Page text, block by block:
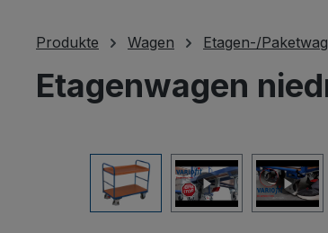
Produkte Wagen Etagen-/
Etagenwagen
Bildergalerie überspringen